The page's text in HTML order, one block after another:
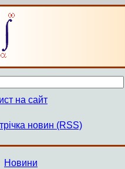
на сайт
новин (RSS)
Новини